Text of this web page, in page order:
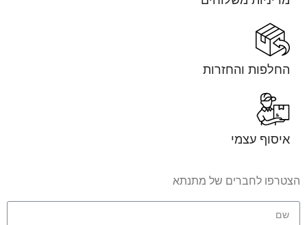
החלפות והחזרות
איסוף עצמי
הצטרפו לחברים של מתנתא